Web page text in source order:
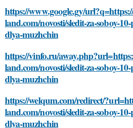
https://www.google.gy/
land.com/novosti/sledit-za-soboy-
dlya-muzhchin
https://vinfo.ru/
land.com/novosti/sledit-za-soboy-
dlya-muzhchin
https://welqum.com/redirect/
land.com/novosti/sledit-za-soboy-
dlya-muzhchin